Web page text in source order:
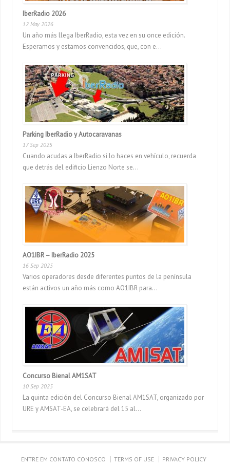
IberRadio 2026
12 May 2026
Un año más llega IberRadio, esta vez en su once edición.
Esperamos y estamos convencidos, que, con e...
Parking IberRadio y Autocaravanas
17 Sep 2025
Cuando acudas a IberRadio si lo haces en vehículo, recuerda
que detrás del edificio Lienzo Norte se...
AO1IBR – IberRadio 2025
16 Sep 2025
Varios operadores desde diferentes puntos de la península
están activos un año más como AO1IBR para...
Concurso Bienal AM1SAT
10 Sep 2025
La quinta edición del Concurso Bienal AM1SAT, organizado por
URE y AMSAT-EA, se celebrará del 15 al...
ENTRE EM CONTATO CONOSCO TERMS OF USE PRIVACY POLICY